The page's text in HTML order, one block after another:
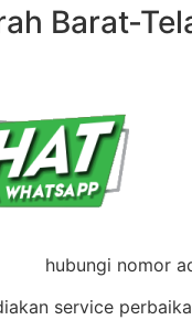
Barat-
hubungi nomor
service